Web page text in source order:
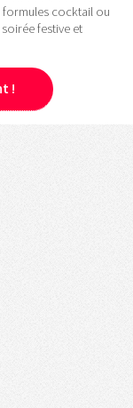
formules cocktail ou
festive et
!